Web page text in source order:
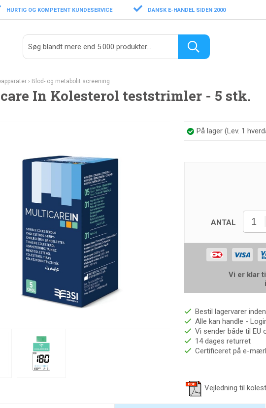
HURTIG OG KOMPETENT KUNDESERVICE DANSK E-HANDEL SIDEN 2000
› Blod- og metabolit screening
In Kolesterol teststrimler - 5 stk.
På lager(Lev. 1
ANTAL
Vi er klar
Bestil lagervarer
Alle kan handle -
Vi sender både til EU
14 dages returret
Certificeret på e-
Vejledning til